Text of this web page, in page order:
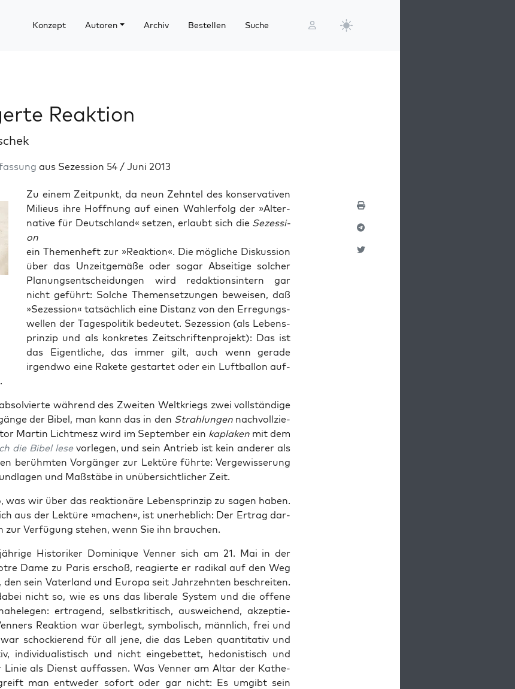
Konzept Autoren Archiv Bestellen Suche
Reaktion
aus Sezession 54 / Juni 2013
Zu einem Zeit­punkt, da neun Zehn­tel des kon­ser­va­ti­ven
Milieus ihre Hoff­nung auf einen Wahl­erfolg der »Alter­
na­ti­ve für Deutsch­land« set­zen, erlaubt sich die Sezes­si­
on
ein The­men­heft zur »Reak­ti­on«. Die mög­li­che Dis­kus­si­on
über das Unzeit­ge­mä­ße oder sogar Absei­ti­ge sol­cher
Pla­nungs­ent­schei­dun­gen wird redak­ti­ons­in­tern gar
nicht geführt: Sol­che The­men­set­zun­gen bewei­sen, daß
»Sezes­si­on« tat­säch­lich eine Distanz von den Erre­gungs­
wel­len der Tages­po­li­tik bedeu­tet. Sezes­si­on (als Lebens­
prin­zip und als kon­kre­tes Zeit­schrif­ten­pro­jekt): Das ist
das Eigent­li­che, das immer gilt, auch wenn gera­de
irgend­wo eine Rake­te gestar­tet oder ein Luft­bal­lon auf­
wäh­rend des Zwei­ten Welt­kriegs zwei voll­stän­di­ge
der Bibel, man kann das in den Strah­lun­gen nach­voll­zie­
Mar­tin Licht­mesz wird im Sep­tem­ber ein kapla­ken mit dem
die Bibel lesevor­le­gen, und sein Antrieb ist kein ande­rer als
berühm­ten Vor­gän­ger zur Lek­tü­re führ­te: Ver­ge­wis­se­rung
und Maß­stä­be in unüber­sicht­li­cher Zeit.
was wir über das reak­tio­nä­re Lebens­prin­zip zu sagen haben.
aus der Lek­tü­re »machen«, ist uner­heb­lich: Der Ertrag dar­
zur Ver­fü­gung ste­hen, wenn Sie ihn brauchen.
His­to­ri­ker Domi­ni­que Ven­ner sich am 21. Mai in der
Dame zu Paris erschoß, reagier­te er radi­kal auf den Weg
den sein Vater­land und Euro­pa seit Jahr­zehn­ten beschrei­ten.
nicht so, wie es uns das libe­ra­le Sys­tem und die offe­ne
ertra­gend, selbst­kri­tisch, aus­wei­chend, akzep­tie­
Reak­ti­on war über­legt, sym­bo­lisch, männ­lich, frei und
scho­ckie­rend für all jene, die das Leben quan­ti­ta­tiv und
indi­vi­dua­lis­tisch und nicht ein­ge­bet­tet, hedo­nis­tisch und
Linie als Dienst auf­fas­sen. Was Ven­ner am Altar der Kathe­
man ent­we­der sofort oder gar nicht: Es umgibt sein